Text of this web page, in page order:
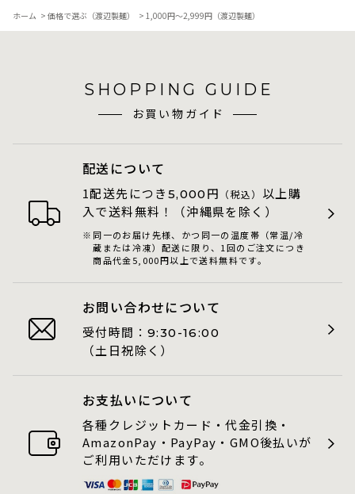
ホーム > 価格で選ぶ（渡辺製麺） > 1,000円～2,999円（渡辺製麺）
SHOPPING GUIDE
お買い物ガイド
配送について
1配送先につき 5,000 円 （税込） 以上購
入で送料無料！（沖縄県を除く）
同一のお届け先様、かつ同一の温度帯（常温/冷
蔵または冷凍）配送に限り、1回のご注文につき
商品代金5,000円以上で送料無料です。
お問い合わせについて
受付時間： 9:30-16:00
（土日祝除く）
お支払いについて
各種クレジットカード・代金引換・
AmazonPay・PayPay・GMO後払いが
ご利用いただけます。